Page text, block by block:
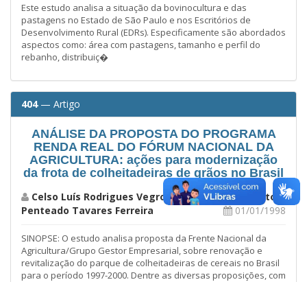
Este estudo analisa a situação da bovinocultura e das
pastagens no Estado de São Paulo e nos Escritórios de
Desenvolvimento Rural (EDRs). Especificamente são abordados
aspectos como: área com pastagens, tamanho e perfil do
rebanho, distribuiç�
404— Artigo
ANÁLISE DA PROPOSTA DO PROGRAMA
RENDA REAL DO FÓRUM NACIONAL DA
AGRICULTURA: ações para modernização
da frota de colheitadeiras de grãos no Brasil
Celso Luís Rodrigues Vegro, Célia Regina Roncato
Penteado Tavares Ferreira
01/01/1998
SINOPSE: O estudo analisa proposta da Frente Nacional da
Agricultura/Grupo Gestor Empresarial, sobre renovação e
revitalização do parque de colheitadeiras de cereais no Brasil
para o período 1997-2000. Dentre as diversas proposições, com